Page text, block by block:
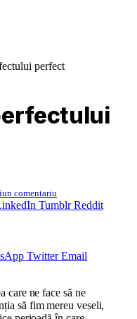
perfect
comentariu
Tumblr Reddit
Twitter Email
care ne face să ne
să fim mereu veseli,